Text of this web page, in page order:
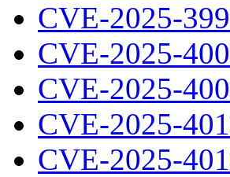
CVE-2025-
CVE-2025-
CVE-2025-
CVE-2025-
CVE-2025-